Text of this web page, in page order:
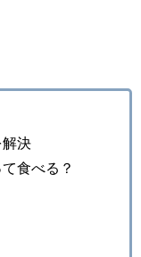
解決
食べる？